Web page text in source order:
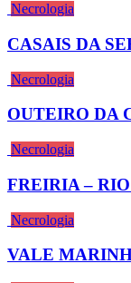
Necrologia
CASAIS DA
Necrologia
OUTEIRO DA
Necrologia
FREIRIA –
Necrologia
VALE